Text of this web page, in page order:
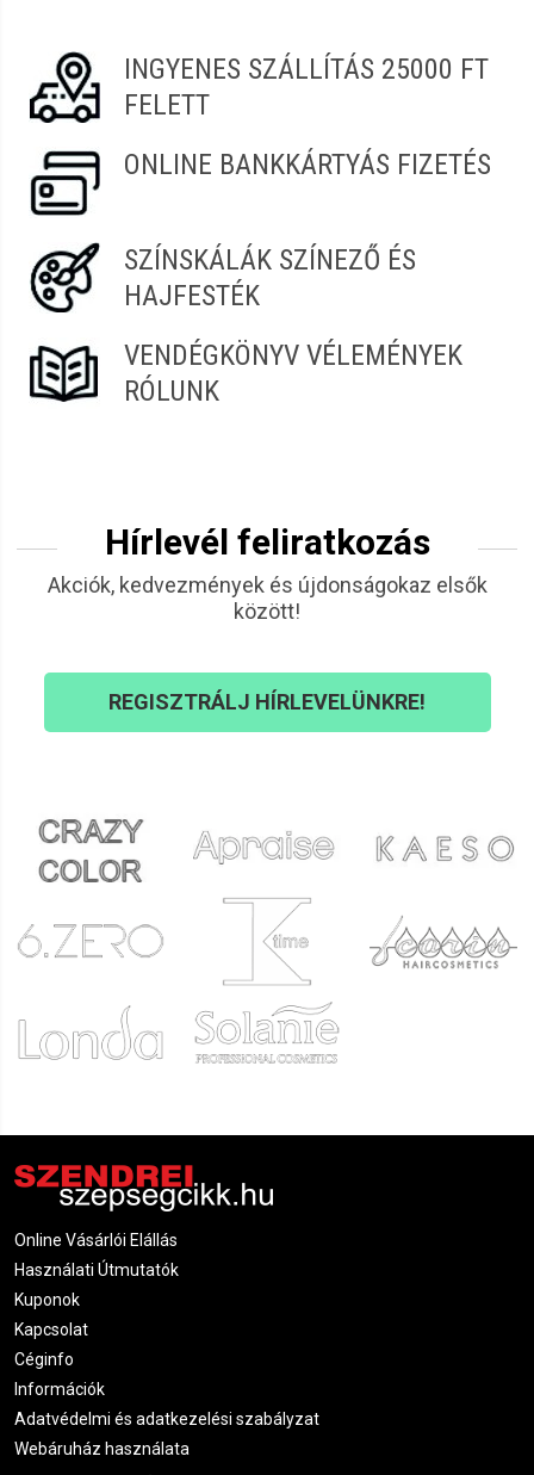
INGYENES SZÁLLÍTÁS 25000 FT
FELETT
ONLINE BANKKÁRTYÁS FIZETÉS
SZÍNSKÁLÁK SZÍNEZŐ ÉS
HAJFESTÉK
VENDÉGKÖNYV VÉLEMÉNYEK
RÓLUNK
Hírlevél feliratkozás
Akciók, kedvezmények és újdonságokaz elsők
között!
REGISZTRÁLJ HÍRLEVELÜNKRE!
Online Vásárlói Elállás
Használati Útmutatók
Kuponok
Kapcsolat
Céginfo
Információk
Adatvédelmi és adatkezelési szabályzat
Webáruház használata